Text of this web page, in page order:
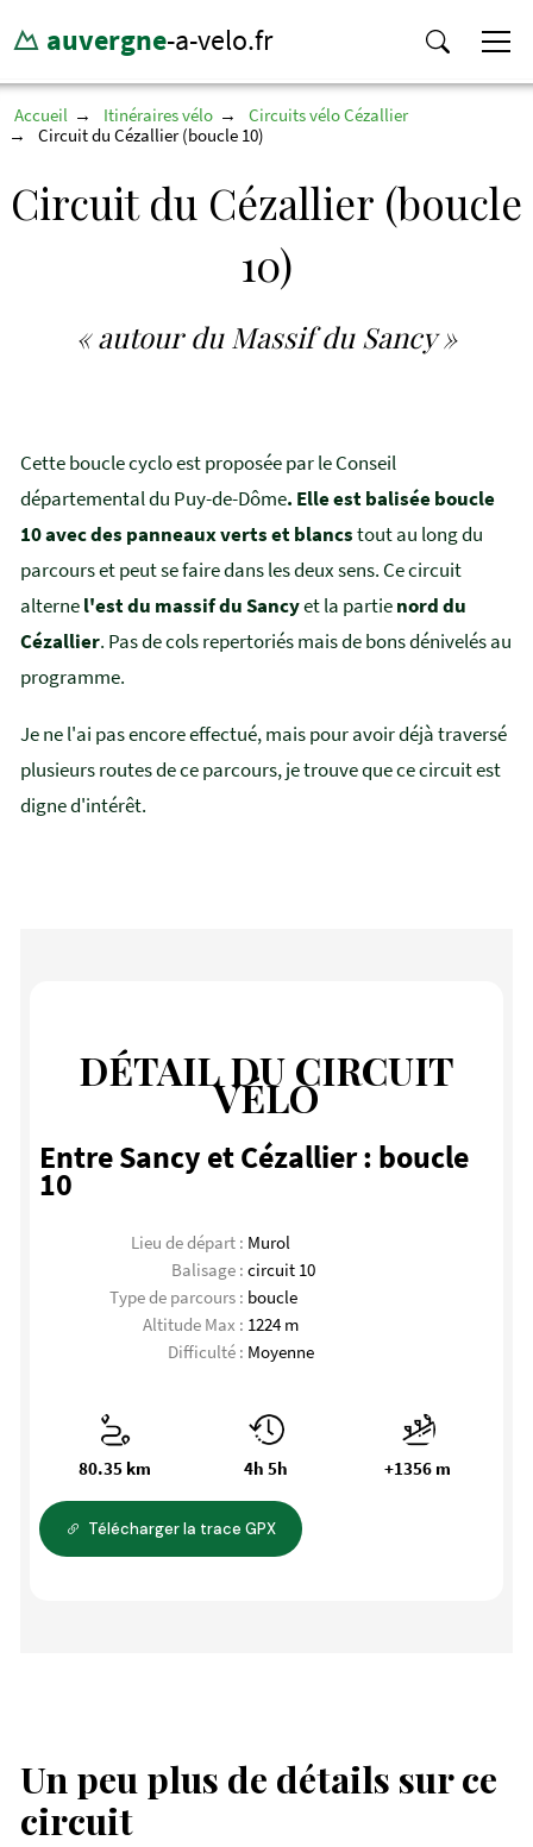
auvergne-a-velo.fr
Accueil Itinéraires vélo
Circuits vélo Cézallier
Circuit du Cézallier (boucle 10)
Circuit du Cézallier (boucle
10)
« autour du Massif du Sancy »
Cette boucle cyclo est proposée par le Conseil
départemental du Puy-de-Dôme. Elle est balisée boucle
10 avec des panneaux verts et blancstout au long du
parcours et peut se faire dans les deux sens. Ce circuit
alternel'est du massif du Sancyet la partienord du
Cézallier. Pas de cols repertoriés mais de bons dénivelés au
programme.
Je ne l'ai pas encore effectué, mais pour avoir déjà traversé
plusieurs routes de ce parcours, je trouve que ce circuit est
digne d'intérêt.
DÉTAIL DU CIRCUIT
VÉLO
Entre Sancy et Cézallier : boucle
10
Lieu de départ : Murol
Balisage : circuit 10
Type de parcours : boucle
Altitude Max : 1224 m
Difficulté : Moyenne
80.35 km 4h 5h +1356 m
Télécharger la trace GPX
Un peu plus de détails sur ce
circuit